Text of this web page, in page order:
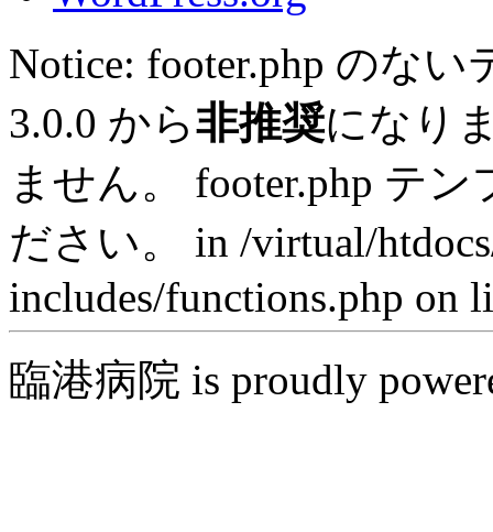
Notice: footer.php のな
3.0.0 から非推奨になり
ません。 footer.php テ
ださい。 in /virtual/
includes/functions.php on
臨港病院 is proudly